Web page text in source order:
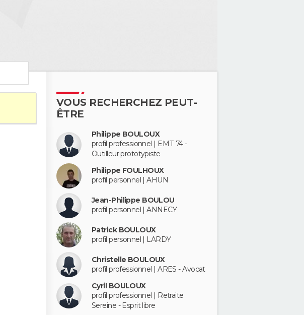
VOUS RECHERCHEZ PEUT-
ÊTRE
Philippe BOULOUX
profil professionnel | EMT 74 -
Outilleur prototypiste
Philippe FOULHOUX
profil personnel | AHUN
Jean-Philippe BOULOU
profil personnel | ANNECY
Patrick BOULOUX
profil personnel | LARDY
Christelle BOULOUX
profil professionnel | ARES - Avocat
Cyril BOULOUX
profil professionnel | Retraite
Sereine - Esprit libre